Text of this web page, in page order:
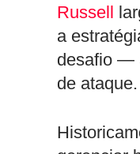
Russell
a
desafio —
de ataque.